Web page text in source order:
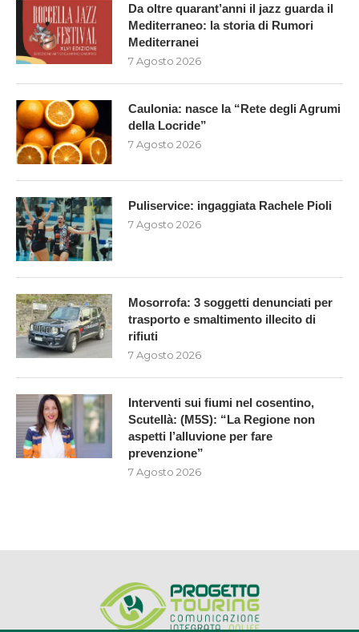
Da oltre quarant’anni il jazz guarda il
Mediterraneo: la storia di Rumori
Mediterranei
7 Agosto 2026
Caulonia: nasce la “Rete degli Agrumi
della Locride”
7 Agosto 2026
Puliservice: ingaggiata Rachele Pioli
7 Agosto 2026
Mosorrofa: 3 soggetti denunciati per
trasporto e smaltimento illecito di
rifiuti
7 Agosto 2026
Interventi sui fiumi nel cosentino,
Scutellà: (M5S): “La Regione non
aspetti l’alluvione per fare
prevenzione”
7 Agosto 2026